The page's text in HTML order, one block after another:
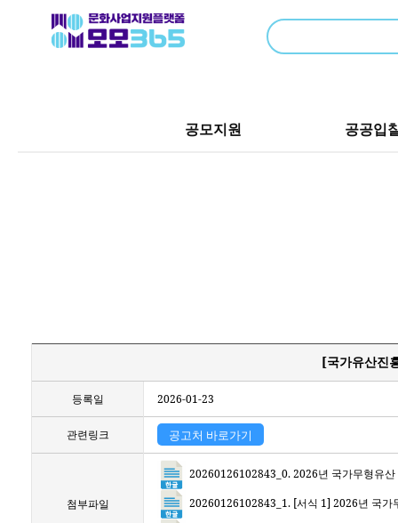
공모지원 공공입
[국가유산진
등록일 2026-01-23
관련링크 공고처 바로가기
첨부파일
20260126102843_0. 2026년 국가무형유
20260126102843_1. [서식 1] 2026년 국가